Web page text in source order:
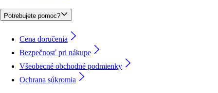
Potrebujete pomoc?
Cena doručenia
Bezpečnosť pri nákupe
Všeobecné obchodné podmienky
Ochrana súkromia